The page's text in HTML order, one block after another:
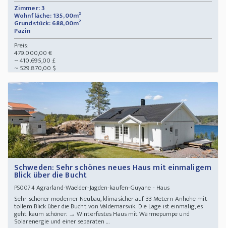
Zimmer: 3
Wohnfläche: 135,00m²
Grundstück: 688,00m²
Pazin
Preis:
479.000,00 €
~ 410.695,00 £
~ 529.870,00 $
Schweden: Sehr schönes neues Haus mit einmaligem
Blick über die Bucht
PS0074Agrarland-Waelder-Jagden-kaufen-Guyane - Haus
Sehr schöner moderner Neubau, klimasicher auf 33 Metern Anhöhe mit
tollem Blick über die Bucht von Valdemarsvik. Die Lage ist einmalig, es
geht kaum schöner. → Winterfestes Haus mit Wärmepumpe und
Solarenergie und einer separaten ...